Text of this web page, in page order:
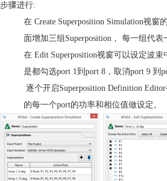
步骤进行:
在 Create Superposition Simulation视窗的
面增加三组 Superposition ，
每一组代表
在 Edit Superposition视窗可以设定波束
是都勾选port 1 到 port 8 ，取消port 9 到
逐个开启Superposition Definition Editor
的每一个port的功率和相位值做设定。